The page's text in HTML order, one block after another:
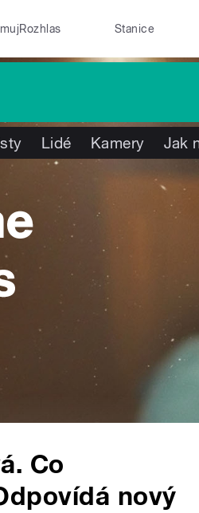
mujRozhlas Stanice
Lidé Kamery Jak
Co
nový